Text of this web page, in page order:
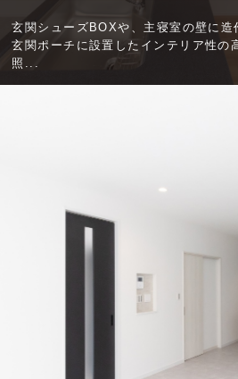
玄関シューズBOXや、主寝室の壁に造
玄関ポーチに設置したインテリア性の
照...